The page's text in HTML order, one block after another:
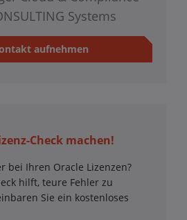
Systems
aufnehmen
Check machen!
bei Ihren Oracle Lizenzen?
hilft, teure Fehler zu
Sie ein kostenloses